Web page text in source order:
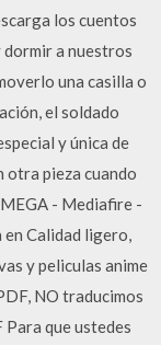
los cuentos
a nuestros
una casilla o
el soldado
y única de
otra pieza cuando
- Mediafire -
Calidad ligero,
y peliculas anime
NO traducimos
que ustedes